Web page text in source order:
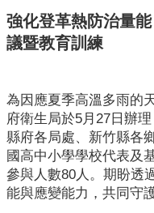
務
專
專
業
人
員
區
主
強化登革熱防治量
議暨教育訓練
為因應夏季高溫多雨的
府衛生局於5月27日辦
縣府各局處、新竹縣各
國高中小學學校代表及
參與人數80人。期盼透
能與應變能力，共同守